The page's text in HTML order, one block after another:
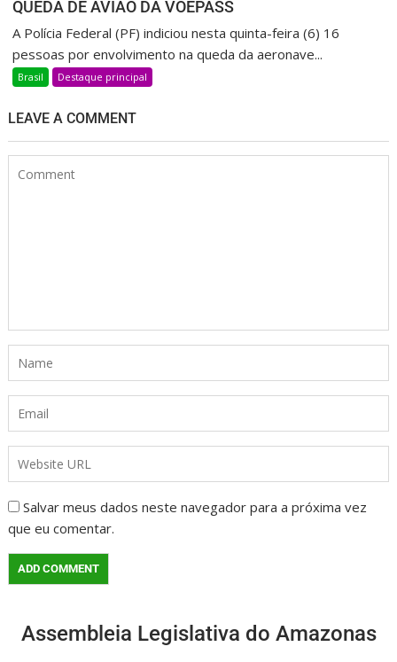
QUEDA DE AVIÃO DA VOEPASS
A Polícia Federal (PF) indiciou nesta quinta-feira (6) 16
pessoas por envolvimento na queda da aeronave...
Brasil Destaque principal
LEAVE A COMMENT
Salvar meus dados neste navegador para a próxima vez
que eu comentar.
Assembleia Legislativa do Amazonas